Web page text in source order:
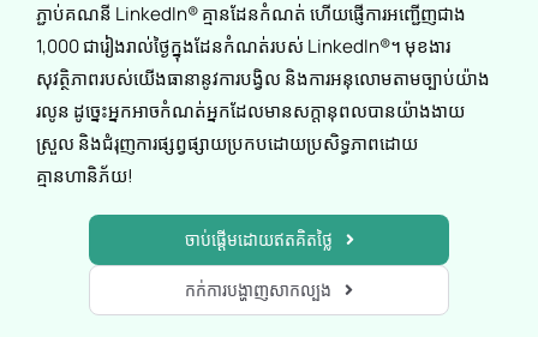
ភ្ជាប់គណនី LinkedIn® គ្មានដែនកំណត់ ហើយផ្ញើការអញ្ជើញជាង
1,000 ជារៀងរាល់ថ្ងៃក្នុងដែនកំណត់របស់ LinkedIn®។ មុខងារ
សុវត្ថិភាពរបស់យើងធានានូវការបង្វិល និងការអនុលោមតាមច្បាប់យ៉ាង
រលូន ដូច្នេះអ្នកអាចកំណត់អ្នកដែលមានសក្តានុពលបានយ៉ាងងាយ
ស្រួល និងជំរុញការផ្សព្វផ្សាយប្រកបដោយប្រសិទ្ធភាពដោយ
គ្មានហានិភ័យ!
ចាប់ផ្តើមដោយឥតគិតថ្លៃ
កក់ការបង្ហាញសាកល្បង